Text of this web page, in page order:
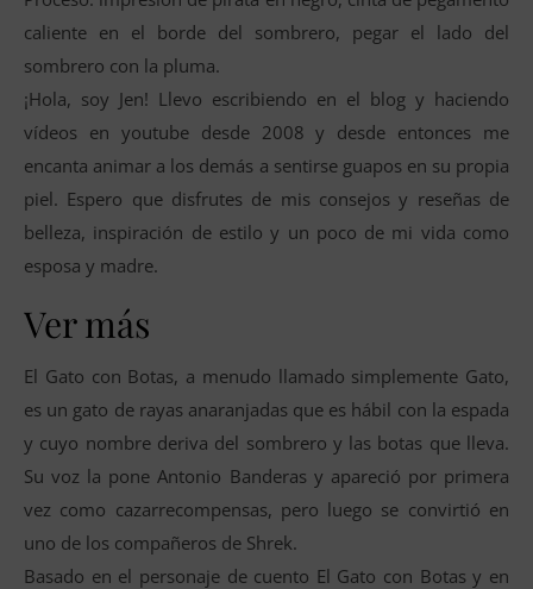
caliente en el borde del sombrero, pegar el lado del
sombrero con la pluma.
¡Hola, soy Jen! Llevo escribiendo en el blog y haciendo
vídeos en youtube desde 2008 y desde entonces me
encanta animar a los demás a sentirse guapos en su propia
piel. Espero que disfrutes de mis consejos y reseñas de
belleza, inspiración de estilo y un poco de mi vida como
esposa y madre.
Ver más
El Gato con Botas, a menudo llamado simplemente Gato,
es un gato de rayas anaranjadas que es hábil con la espada
y cuyo nombre deriva del sombrero y las botas que lleva.
Su voz la pone Antonio Banderas y apareció por primera
vez como cazarrecompensas, pero luego se convirtió en
uno de los compañeros de Shrek.
Basado en el personaje de cuento El Gato con Botas y en